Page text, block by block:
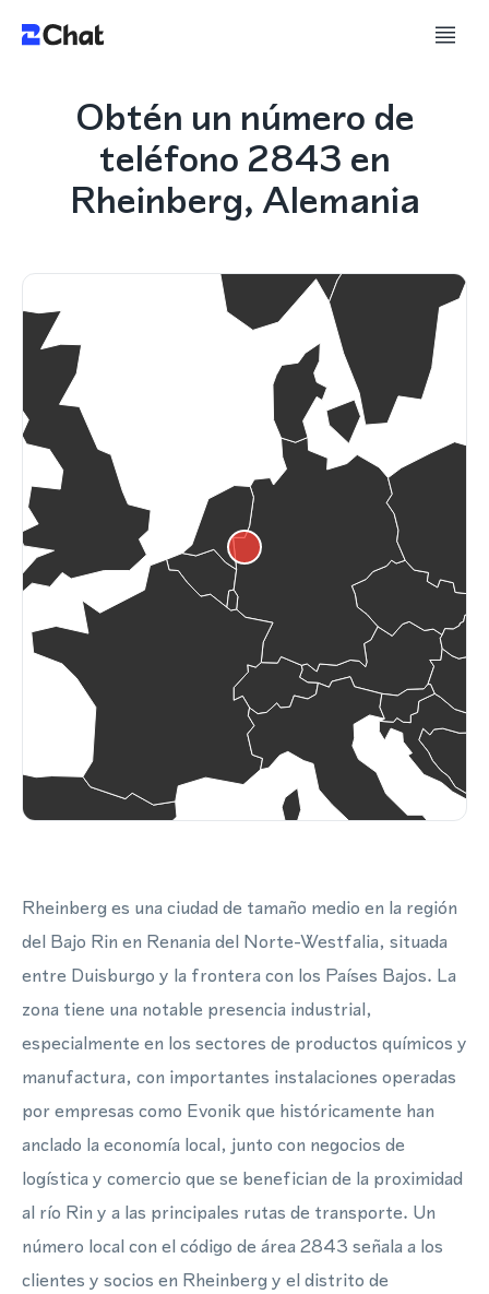
Obtén un número de
teléfono 2843 en
Rheinberg, Alemania
Rheinberg es una ciudad de tamaño medio en la región
del Bajo Rin en Renania del Norte-Westfalia, situada
entre Duisburgo y la frontera con los Países Bajos. La
zona tiene una notable presencia industrial,
especialmente en los sectores de productos químicos y
manufactura, con importantes instalaciones operadas
por empresas como Evonik que históricamente han
anclado la economía local, junto con negocios de
logística y comercio que se benefician de la proximidad
al río Rin y a las principales rutas de transporte. Un
número local con el código de área 2843 señala a los
clientes y socios en Rheinberg y el distrito de